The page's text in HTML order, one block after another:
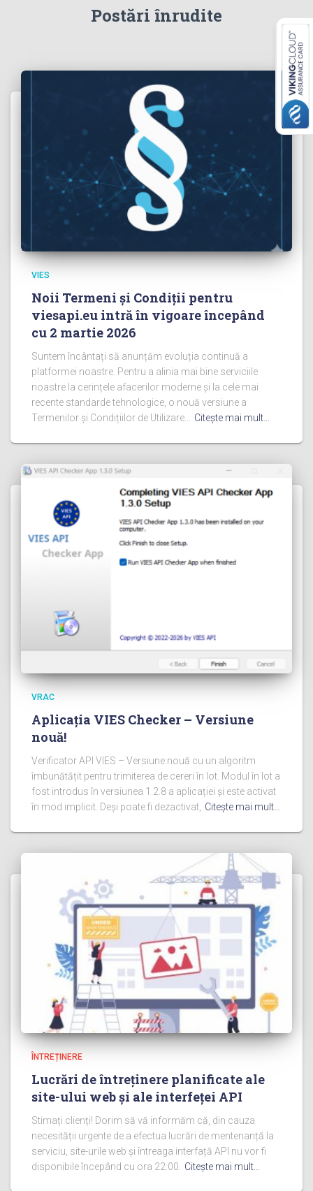
Postări înrudite
VIES
Noii Termeni și Condiții pentru
viesapi.eu intră în vigoare începând
cu 2 martie 2026
Suntem încântați să anunțăm evoluția continuă a
platformei noastre. Pentru a alinia mai bine serviciile
noastre la cerințele afacerilor moderne și la cele mai
recente standarde tehnologice, o nouă versiune a
Termenilor și Condițiilor de Utilizare...
Citeşte mai mult…
VRAC
Aplicația VIES Checker – Versiune
nouă!
Verificator API VIES – Versiune nouă cu un algoritm
îmbunătățit pentru trimiterea de cereri în lot. Modul în lot a
fost introdus în versiunea 1.2.8 a aplicației și este activat
în mod implicit. Deși poate fi dezactivat, Citeşte mai mult…
ÎNTREȚINERE
Lucrări de întreținere planificate ale
site-ului web și ale interfeței API
Stimați clienți! Dorim să vă informăm că, din cauza
necesității urgente de a efectua lucrări de mentenanță la
serviciu, site-urile web și întreaga interfață API nu vor fi
disponibile începând cu ora 22:00. Citeşte mai mult…